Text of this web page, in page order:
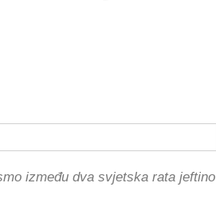
između dva svjetska rata jeftino